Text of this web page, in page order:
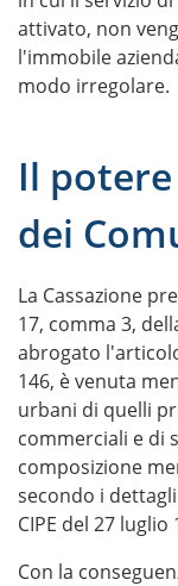
attivato, non
l'immobile
modo irregolare.
Il
dei
La Cassazione
17, comma 3,
abrogato
146, è venuta
urbani di quelli
commerciali e di
composizione
secondo i
CIPE del 27 luglio
Con la